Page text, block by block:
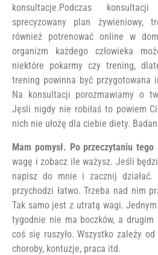
konsultacje.Podczas
sprecyzowany plan żywieniowy,
również potrenować online w
organizm każdego człowieka
niektóre pokarmy czy trening,
trening powinna być przygotowana
Na konsultacji porozmawiamy o
Jęsli nigdy nie robiłaś to powiem
nich nie ułożę dla ciebie diety.
Mam pomysł. Po przeczytaniu tego
wagę i zobacz ile ważysz. Jeśli
napisz do mnie i zacznij działać.
przychodzi łatwo. Trzeba nad nim
Tak samo jest z utratą wagi.
tygodnie nie ma boczków, a drugim
coś się ruszyło. Wszystko zależy
choroby, kontuzje, praca itd.